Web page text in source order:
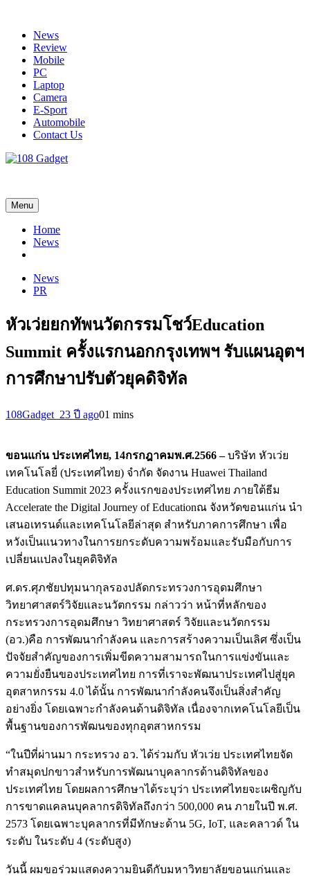
contentNews
Review
Mobile
PC
Laptop
Camera
E-Sport
Automobile
Contact Us
Menu
Home
News
News
PR
หัวเว่ยยกทัพนวัตกรรมโชว์Education
Summit ครั้งแรกนอกกรุงเทพฯ รับแผนอุตฯ
การศึกษาปรับตัวยุคดิจิทัล
108Gadget_23 ปี ago01 mins
ขอนแก่น ประเทศไทย, 14กรกฎาคมพ.ศ.2566 –บริษัท หัวเว่ย
เทคโนโลยี่ (ประเทศไทย) จำกัด จัดงาน Huawei Thailand
Education Summit 2023 ครั้งแรกของประเทศไทย ภายใต้ธีม
Accelerate the Digital Journey of Educationณ จังหวัดขอนแก่น นำ
เสนอเทรนด์และเทคโนโลยีล่าสุด สำหรับภาคการศึกษา เพื่อ
หวังเป็นแนวทางในการยกระดับความพร้อมและรับมือกับการ
เปลี่ยนแปลงในยุคดิจิทัล
ศ.ดร.ศุภชัยปทุมนากุลรองปลัดกระทรวงการอุดมศึกษา
วิทยาศาสตร์วิจัยและนวัตกรรม กล่าวว่า หน้าที่หลักของ
กระทรวงการอุดมศึกษา วิทยาศาสตร์ วิจัยและนวัตกรรม
(อว.)คือ การพัฒนากำลังคน และการสร้างความเป็นเลิศ ซึ่งเป็น
ปัจจัยสำคัญของการเพิ่มขีดความสามารถในการแข่งขันและ
ความยั่งยืนของประเทศไทย การที่เราจะพัฒนาประเทศไปสู่ยุค
อุตสาหกรรม 4.0 ได้นั้น การพัฒนากำลังคนจึงเป็นสิ่งสำคัญ
อย่างยิ่ง โดยเฉพาะกำลังคนด้านดิจิทัล เนื่องจากเทคโนโลยีเป็น
พื้นฐานของการพัฒนของทุกอุตสาหกรรม
“ในปีที่ผ่านมา กระทรวง อว. ได้ร่วมกับ หัวเว่ย ประเทศไทยจัด
ทำสมุดปกขาวสำหรับการพัฒนาบุคลากรด้านดิจิทัลของ
ประเทศไทย โดยผลการศึกษาได้ระบุว่า ประเทศไทยจะเผชิญกับ
การขาดแคลนบุคลากรดิจิทัลถึงกว่า 500,000 คน ภายในปี พ.ศ.
2573 โดยเฉพาะบุคลากรที่มีทักษะด้าน 5G, IoT, และคลาวด์ ใน
ระดับ ในระดับ 4 (ระดับสูง)
วันนี้ ผมขอร่วมแสดงความยินดีกับมหาวิทยาลัยขอนแก่นและ